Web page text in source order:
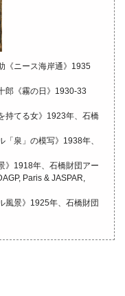
《ニース海岸通》1935
郎《霧の日》1930-33
持てる女》1923年、石橋
「泉」の模写》1938年、
》1918年、石橋財団アー
Paris & JASPAR,
風景》1925年、石橋財団